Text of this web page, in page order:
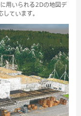
用いられる2Dの地図デ
ています。